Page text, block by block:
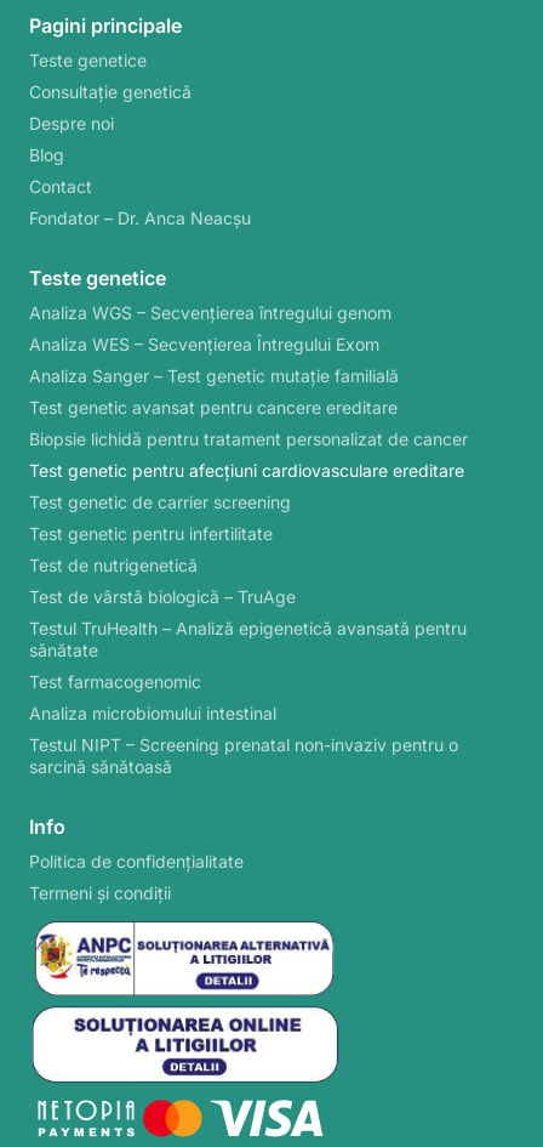
Pagini principale
Teste genetice
Consultație genetică
Despre noi
Blog
Contact
Fondator – Dr. Anca Neacșu
Teste genetice
Analiza WGS – Secvențierea întregului genom
Analiza WES – Secvențierea Întregului Exom
Analiza Sanger – Test genetic mutație familială
Test genetic avansat pentru cancere ereditare
Biopsie lichidă pentru tratament personalizat de cancer
Test genetic pentru afecțiuni cardiovasculare ereditare
Test genetic de carrier screening
Test genetic pentru infertilitate
Test de nutrigenetică
Test de vârstă biologică – TruAge
Testul TruHealth – Analiză epigenetică avansată pentru
sănătate
Test farmacogenomic
Analiza microbiomului intestinal
Testul NIPT – Screening prenatal non-invaziv pentru o
sarcină sănătoasă
Info
Politica de confidențialitate
Termeni și condiții